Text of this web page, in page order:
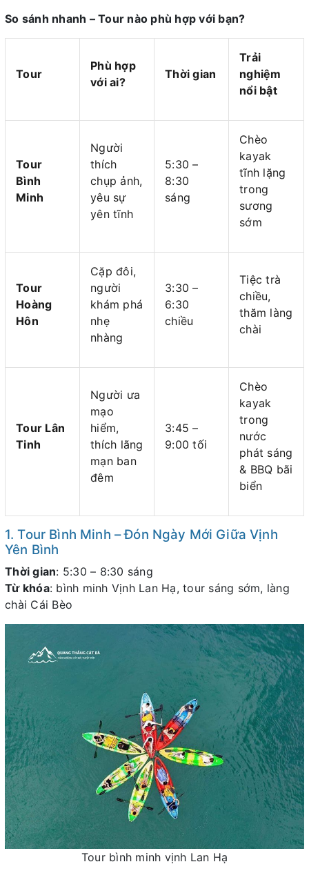
So sánh nhanh – Tour nào phù hợp với bạn?
Tour
Phù hợp
với ai?
Thời gian
Trải
nghiệm
nổi bật
Tour
Bình
Minh
Người
thích
chụp ảnh,
yêu sự
yên tĩnh
5:30 –
8:30
sáng
Chèo
kayak
tĩnh lặng
trong
sương
sớm
Tour
Hoàng
Hôn
Cặp đôi,
người
khám phá
nhẹ
nhàng
3:30 –
6:30
chiều
Tiệc trà
chiều,
thăm làng
chài
Tour Lân
Tinh
Người ưa
mạo
hiểm,
thích lãng
mạn ban
đêm
3:45 –
9:00 tối
Chèo
kayak
trong
nước
phát sáng
& BBQ bãi
biển
1. Tour Bình Minh – Đón Ngày Mới Giữa Vịnh
Yên Bình
Thời gian: 5:30 – 8:30 sáng
Từ khóa: bình minh Vịnh Lan Hạ, tour sáng sớm, làng
chài Cái Bèo
Tour bình minh vịnh Lan Hạ